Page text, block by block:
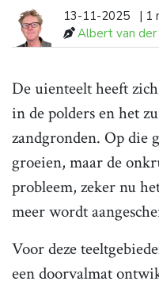
13-11-2025
| 1
Albert van
De uienteelt heeft
in de polders en het
zandgronden. Op die
groeien, maar de
probleem, zeker nu
meer wordt
Voor deze
een doorvalmat